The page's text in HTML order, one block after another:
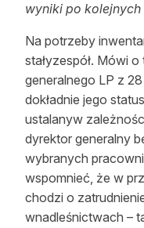
Kontakt
wyniki po kolejnych
Na potrzeby
stałyzespół. Mówi
generalnego LP z
dokładnie jego
ustalanyw
dyrektor generalny
wybranych
wspomnieć, że w
chodzi o
wnadleśnictwach –